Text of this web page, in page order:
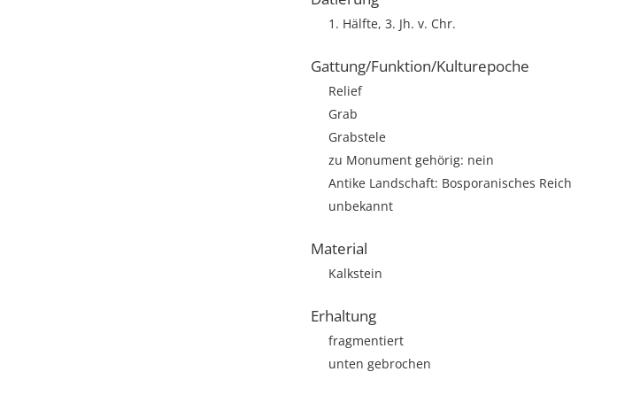
1. Hälfte, 3. Jh. v. Chr.
Gattung/Funktion/Kulturepoche
Relief
Grab
Grabstele
zu Monument gehörig: nein
Antike Landschaft: Bosporanisches Reich
unbekannt
Material
Kalkstein
Erhaltung
fragmentiert
unten gebrochen